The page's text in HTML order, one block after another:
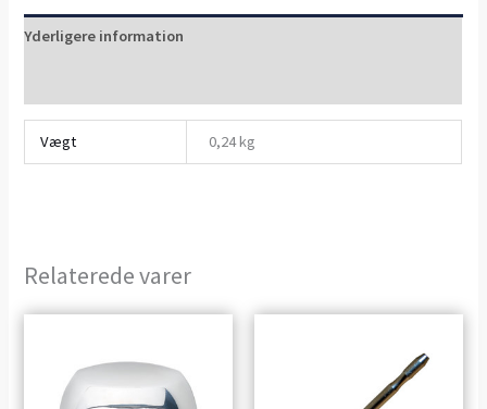
Yderligere information
Vægt 0,24 kg
Relaterede varer